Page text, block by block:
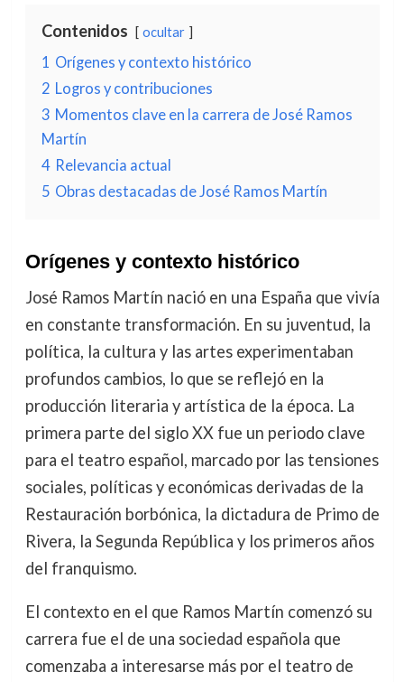
Contenidos ocultar
1 Orígenes y contexto histórico
2 Logros y contribuciones
3 Momentos clave en la carrera de José Ramos
Martín
4 Relevancia actual
5 Obras destacadas de José Ramos Martín
Orígenes y contexto histórico
José Ramos Martín nació en una España que vivía
en constante transformación. En su juventud, la
política, la cultura y las artes experimentaban
profundos cambios, lo que se reflejó en la
producción literaria y artística de la época. La
primera parte del siglo XX fue un periodo clave
para el teatro español, marcado por las tensiones
sociales, políticas y económicas derivadas de la
Restauración borbónica, la dictadura de Primo de
Rivera, la Segunda República y los primeros años
del franquismo.
El contexto en el que Ramos Martín comenzó su
carrera fue el de una sociedad española que
comenzaba a interesarse más por el teatro de